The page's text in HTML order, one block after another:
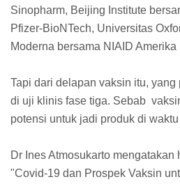
Sinopharm, Beijing Institute
Pfizer-BioNTech, Universitas
Moderna bersama NIAID Amerika
Tapi dari delapan vaksin itu,
di uji klinis fase tiga. Sebab
potensi untuk jadi produk di
Dr Ines Atmosukarto
"Covid-19 dan Prospek Vaksin